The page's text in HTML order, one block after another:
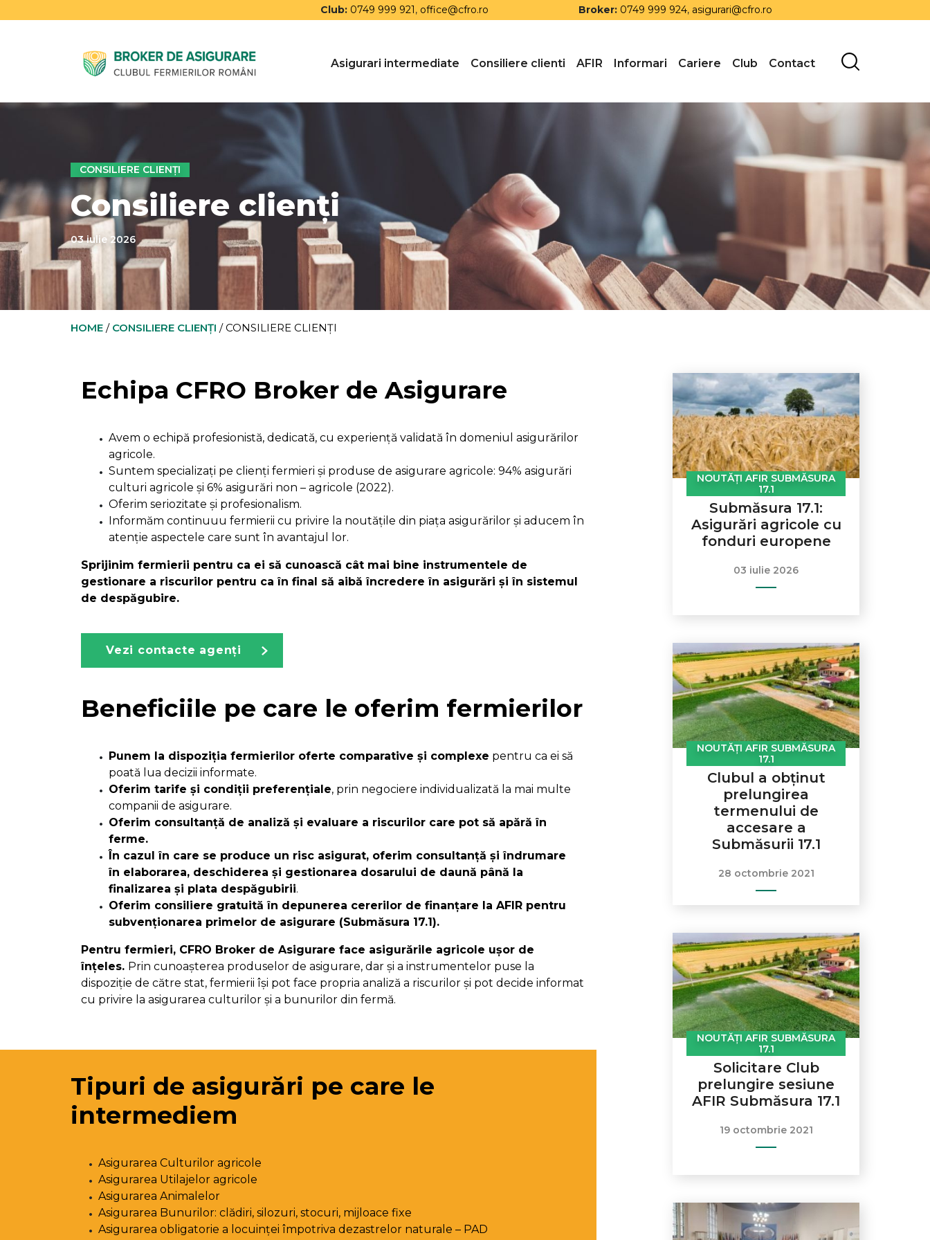
Club: 0749 999 921, office@cfro.ro Broker: 0749 999 924, asigurari@cfro.ro
Asigurari intermediate Consiliere clienti AFIR Informari Cariere Club Contact
CONSILIERE CLIENȚI
Consiliere clienți
03 iulie 2026
HOME / CONSILIERE CLIENȚI /CONSILIERE CLIENȚI
Echipa CFRO Broker de Asigurare
Avem o echipă profesionistă, dedicată, cu experiență validată în domeniul asigurărilor
agricole.
Suntem specializați pe clienți fermieri și produse de asigurare agricole: 94% asigurări
culturi agricole și 6% asigurări non – agricole (2022).
Oferim seriozitate și profesionalism.
Informăm continuuu fermierii cu privire la noutățile din piața asigurărilor și aducem în
atenție aspectele care sunt în avantajul lor.
Sprijinim fermierii pentru ca ei să cunoască cât mai bine instrumentele de
gestionare a riscurilor pentru ca în final să aibă încredere în asigurări și în sistemul
de despăgubire.
Vezi contacte agenți
Beneficiile pe care le oferim fermierilor
Punem la dispoziția fermierilor oferte comparative și complexe pentru ca ei să
poată lua decizii informate.
Oferim tarife și condiții preferențiale, prin negociere individualizată la mai multe
companii de asigurare.
Oferim consultanță de analiză și evaluare a riscurilor care pot să apără în
ferme.
În cazul în care se produce un risc asigurat, oferim consultanță și îndrumare
în elaborarea, deschiderea și gestionarea dosarului de daună până la
finalizarea și plata despăgubirii.
Oferim consiliere gratuită în depunerea cererilor de finanțare la AFIR pentru
subvenționarea primelor de asigurare (Submăsura 17.1).
Pentru fermieri, CFRO Broker de Asigurare face asigurările agricole ușor de
înțeles. Prin cunoașterea produselor de asigurare, dar și a instrumentelor puse la
dispoziție de către stat, fermierii își pot face propria analiză a riscurilor și pot decide informat
cu privire la asigurarea culturilor și a bunurilor din fermă.
Tipuri de asigurări pe care le
intermediem
Asigurarea Culturilor agricole
Asigurarea Utilajelor agricole
Asigurarea Animalelor
Asigurarea Bunurilor: clădiri, silozuri, stocuri, mijloace fixe
Asigurarea obligatorie a locuinței împotriva dezastrelor naturale – PAD
NOUTĂȚI AFIR SUBMĂSURA
17.1
Submăsura 17.1:
Asigurări agricole cu
fonduri europene
03 iulie 2026
NOUTĂȚI AFIR SUBMĂSURA
17.1
Clubul a obținut
prelungirea
termenului de
accesare a
Submăsurii 17.1
28 octombrie 2021
NOUTĂȚI AFIR SUBMĂSURA
17.1
Solicitare Club
prelungire sesiune
AFIR Submăsura 17.1
19 octombrie 2021